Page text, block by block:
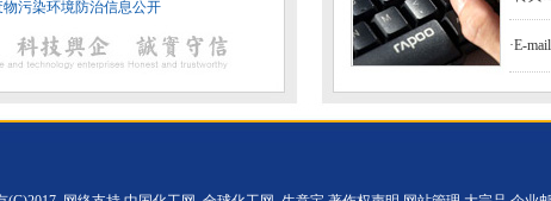
物污染环境防治信息公开
·E-